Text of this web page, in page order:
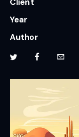
Year
Author